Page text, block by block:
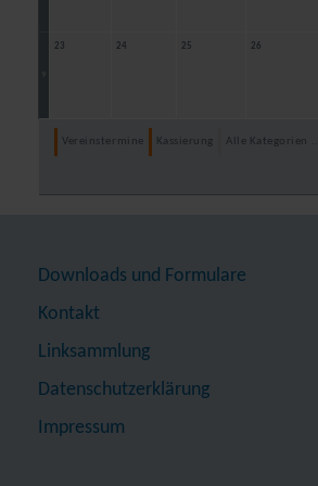
9
23 24 25 26
Vereinstermine Kassierung Alle Kategorien ...
Downloads und Formulare
Kontakt
Linksammlung
Datenschutzerklärung
Impressum